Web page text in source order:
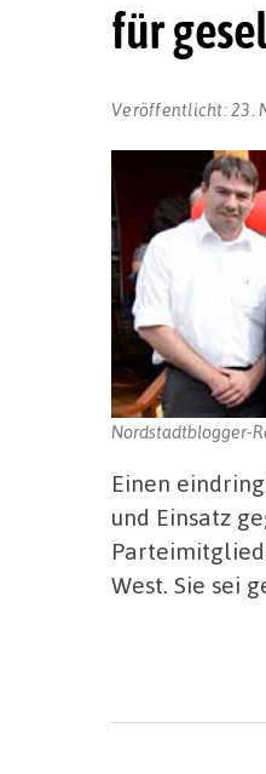
für
Veröffentlicht:23.
Nordstadtblogger-
Einen
und Einsatz
West. Sie sei